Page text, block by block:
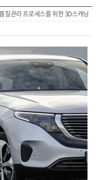
질관리 프로세스를 위한 3D스캐닝